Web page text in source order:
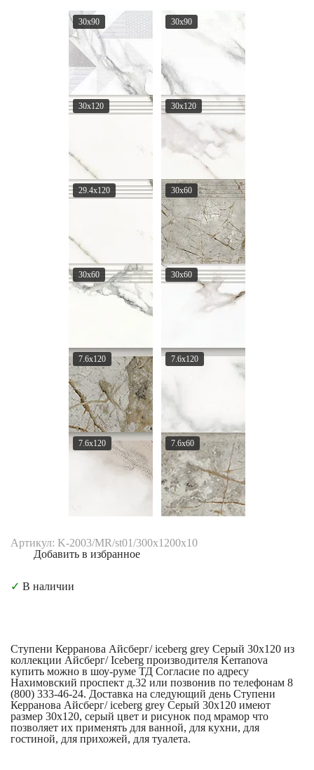
30х90 30х90
30x120 30x120
29.4x120 30x60
30x60 30x60
7.6x120 7.6x120
7.6x120 7.6x60
Артикул: K-2003/MR/st01/300x1200x10
Добавить в избранное
✓ В наличии
Ступени Керранова Айсберг/ iceberg grey Серый 30x120 из
коллекции Айсберг/ Iceberg производителя Kerranova
купить можно в шоу-руме ТД Согласие по адресу
Нахимовский проспект д.32 или позвонив по телефонам 8
(800) 333-46-24. Доставка на следующий день Ступени
Керранова Айсберг/ iceberg grey Серый 30x120 имеют
размер 30x120, серый цвет и рисунок под мрамор что
позволяет их применять для ванной, для кухни, для
гостиной, для прихожей, для туалета.